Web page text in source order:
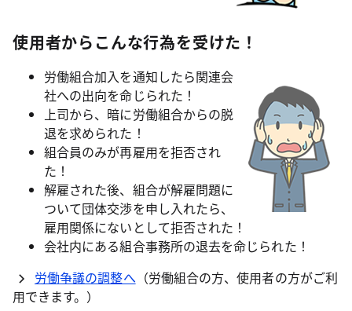
使用者からこんな行為を受けた！
労働組合加入を通知したら関連会
社への出向を命じられた！
上司から、暗に労働組合からの脱
退を求められた！
組合員のみが再雇用を拒否され
た！
解雇された後、組合が解雇問題に
ついて団体交渉を申し入れたら、
雇用関係にないとして拒否された！
会社内にある組合事務所の退去を命じられた！
労働争議の調整へ （労働組合の方、使用者の方がご利
用できます。）